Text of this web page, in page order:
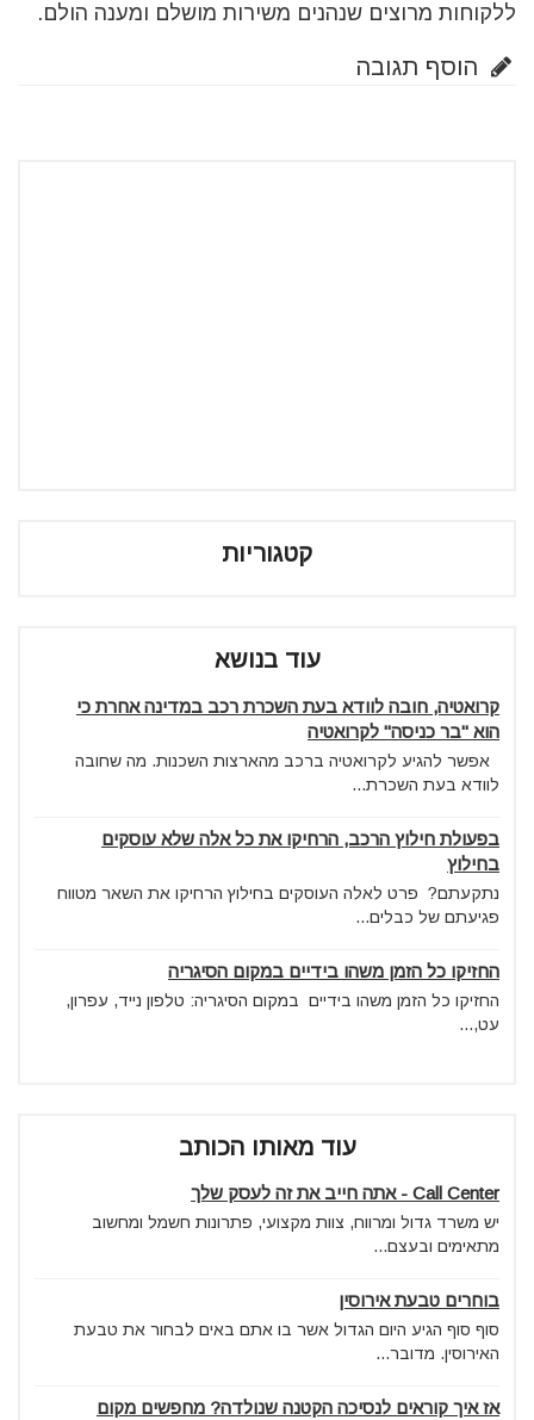
ללקוחות מרוצים שנהנים משירות מושלם ומענה הולם.
הוסף תגובה
קטגוריות
עוד בנושא
קרואטיה, חובה לוודא בעת השכרת רכב במדינה אחרת כי
הוא "בר כניסה" לקרואטיה
אפשר להגיע לקרואטיה ברכב מהארצות השכנות. מה שחובה
לוודא בעת השכרת...
בפעולת חילוץ הרכב, הרחיקו את כל אלה שלא עוסקים
בחילוץ
נתקעתם? פרט לאלה העוסקים בחילוץ הרחיקו את השאר מטווח
פגיעתם של כבלים...
החזיקו כל הזמן משהו בידיים במקום הסיגריה
החזיקו כל הזמן משהו בידיים במקום הסיגריה: טלפון נייד, עפרון,
עט,...
עוד מאותו הכותב
Call Center - אתה חייב את זה לעסק שלך
יש משרד גדול ומרווח, צוות מקצועי, פתרונות חשמל ומחשוב
מתאימים ובעצם...
בוחרים טבעת אירוסין
סוף סוף הגיע היום הגדול אשר בו אתם באים לבחור את טבעת
האירוסין. מדובר...
אז איך קוראים לנסיכה הקטנה שנולדה? מחפשים מקום